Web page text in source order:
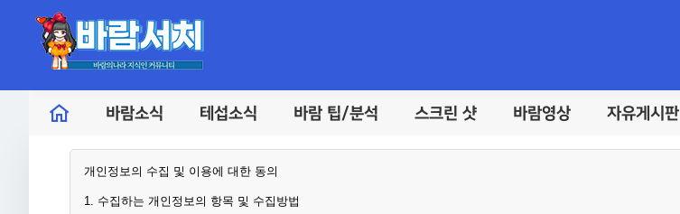
바람소식 테섭소식 바람 팁/분석 스크린 샷 바람영상 자유게시판
개인정보의 수집 및 이용에 대한 동의
1. 수집하는 개인정보의 항목 및 수집방법